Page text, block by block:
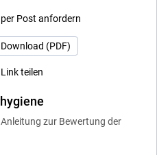
per Post anfordern
Download (PDF)
Link teilen
zur Bewertung der